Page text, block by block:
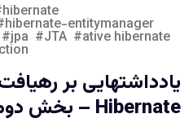
hibernate
hibernate-entitymanager
jpa JTA ative hibernate
Hibernate – بخش دوم